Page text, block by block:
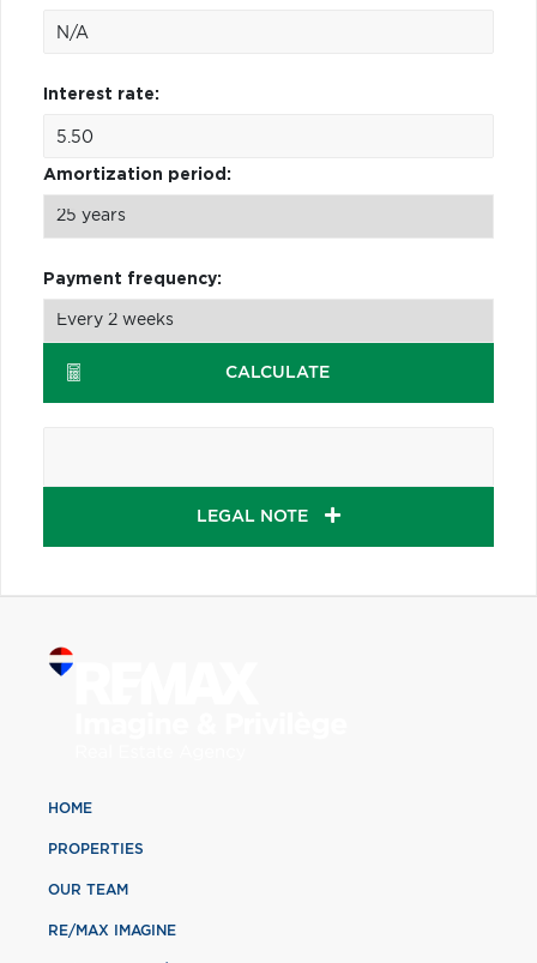
Interest rate:
Amortization period:
Payment frequency:
CALCULATE
LEGAL NOTE
HOME
PROPERTIES
OUR TEAM
RE/MAX IMAGINE